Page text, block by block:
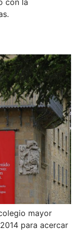
con la
mayor
para acercar